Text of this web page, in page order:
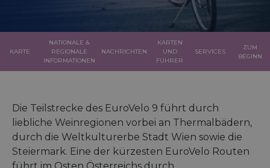
KARTE
NATIONALE &
REGIONALE
INFORMATIONEN
NACHRICHTEN
KARTEN
UND
FÜHRER
SERVICES
ZUM
BEGINN
Die Teilstrecke des EuroVelo 9 führt durch
liebliche Weinregionen vorbei an Thermalbädern,
durch die Weltkulturerbe Stadt Wien sowie die
Steiermark. Eine der kürzesten EuroVelo Routen